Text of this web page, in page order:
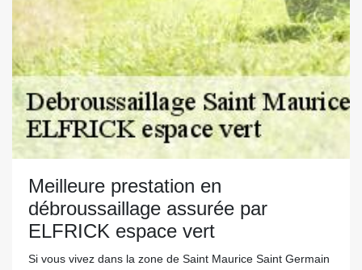
Meilleure prestation en
débroussaillage assurée par
ELFRICK espace vert
Si vous vivez dans la zone de Saint Maurice Saint Germain